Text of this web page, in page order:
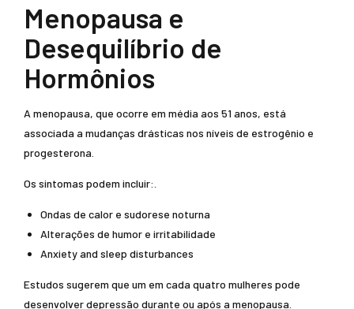
Menopausa e
Desequilíbrio de
Hormônios
A menopausa, que ocorre em média aos 51 anos, está
associada a mudanças drásticas nos níveis de estrogênio e
progesterona.
Os sintomas podem incluir:.
Ondas de calor e sudorese noturna
Alterações de humor e irritabilidade
Anxiety and sleep disturbances
Estudos sugerem que um em cada quatro mulheres pode
desenvolver depressão durante ou após a menopausa.